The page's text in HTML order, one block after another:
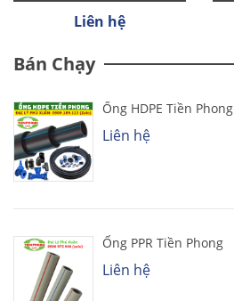
Liên hệ
Bán Chạy
Ống HDPE Tiền Phong
Liên hệ
Ống PPR Tiền Phong
Liên hệ